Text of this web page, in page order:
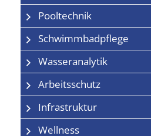
Pooltechnik
Schwimmbadpflege
Wasseranalytik
Arbeitsschutz
Infrastruktur
Wellness